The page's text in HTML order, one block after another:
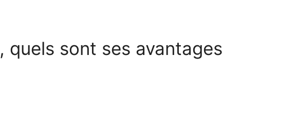
quels sont ses avantages